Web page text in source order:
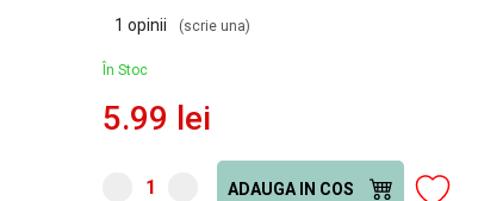
1 opinii (scrie una)
În Stoc
5.99 lei
ADAUGA IN COS